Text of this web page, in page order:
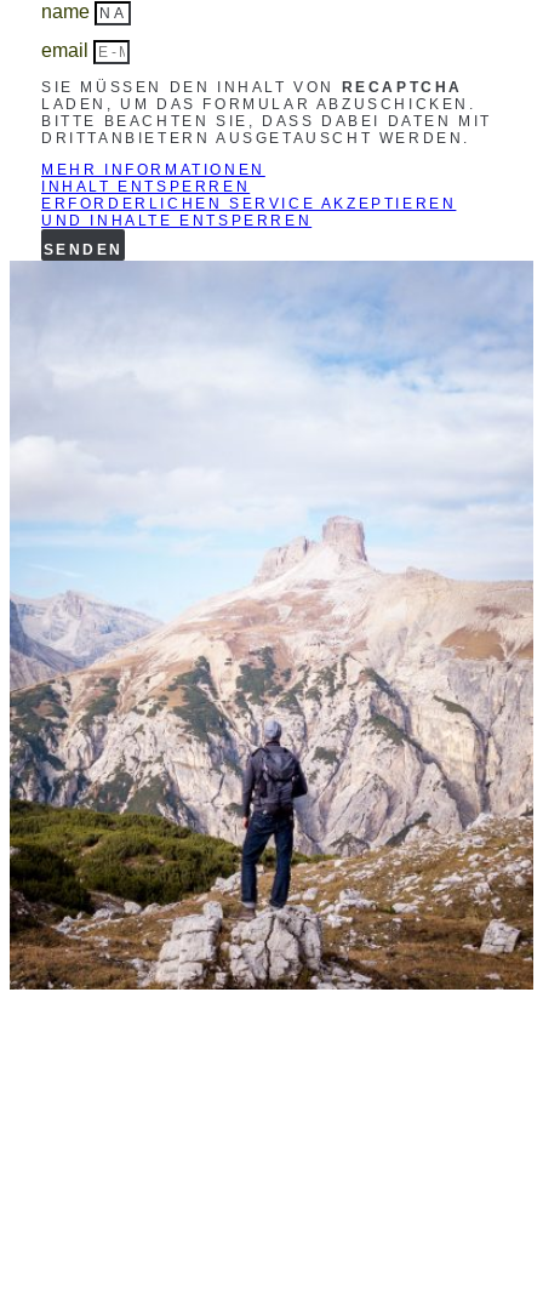
name
email
SIE MÜSSEN DEN INHALT VON
RECAPTCHA
LADEN, UM DAS FORMULAR ABZUSCHICKEN.
BITTE BEACHTEN SIE, DASS DABEI DATEN MIT
DRITTANBIETERN AUSGETAUSCHT WERDEN.
MEHR INFORMATIONEN
INHALT ENTSPERREN
ERFORDERLICHEN SERVICE AKZEPTIEREN
UND INHALTE ENTSPERREN
SENDEN